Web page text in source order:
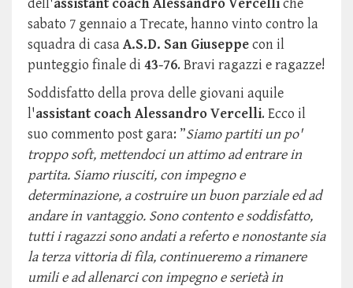
sabato 7 gennaio a Trecate, hanno vinto contro la
squadra di casaA.S.D. San Giuseppecon il
punteggio finale di 43-76. Bravi ragazzi e ragazze!
Soddisfatto della prova delle giovani aquile
l'assistant coach Alessandro Vercelli. Ecco il
suo commento post gara: ”Siamo partiti un po'
troppo soft, mettendoci un attimo ad entrare in
partita. Siamo riusciti, con impegno e
determinazione, a costruire un buon parziale ed ad
andare in vantaggio. Sono contento e soddisfatto,
tutti i ragazzi sono andati a referto e nonostante sia
la terza vittoria di fila, continueremo a rimanere
umili e ad allenarci con impegno e serietà in